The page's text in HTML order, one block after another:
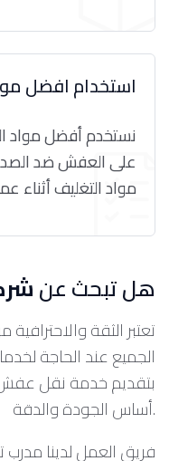
استخدام افضل
نستخدم أفضل مواد
على العفش ضد
مواد التغليف أثناء
هل تبحث عن
تعتبر الثقة
الجميع عند الحاجة
بتقديم خدمة نقل
أساس الجودة والدقة.